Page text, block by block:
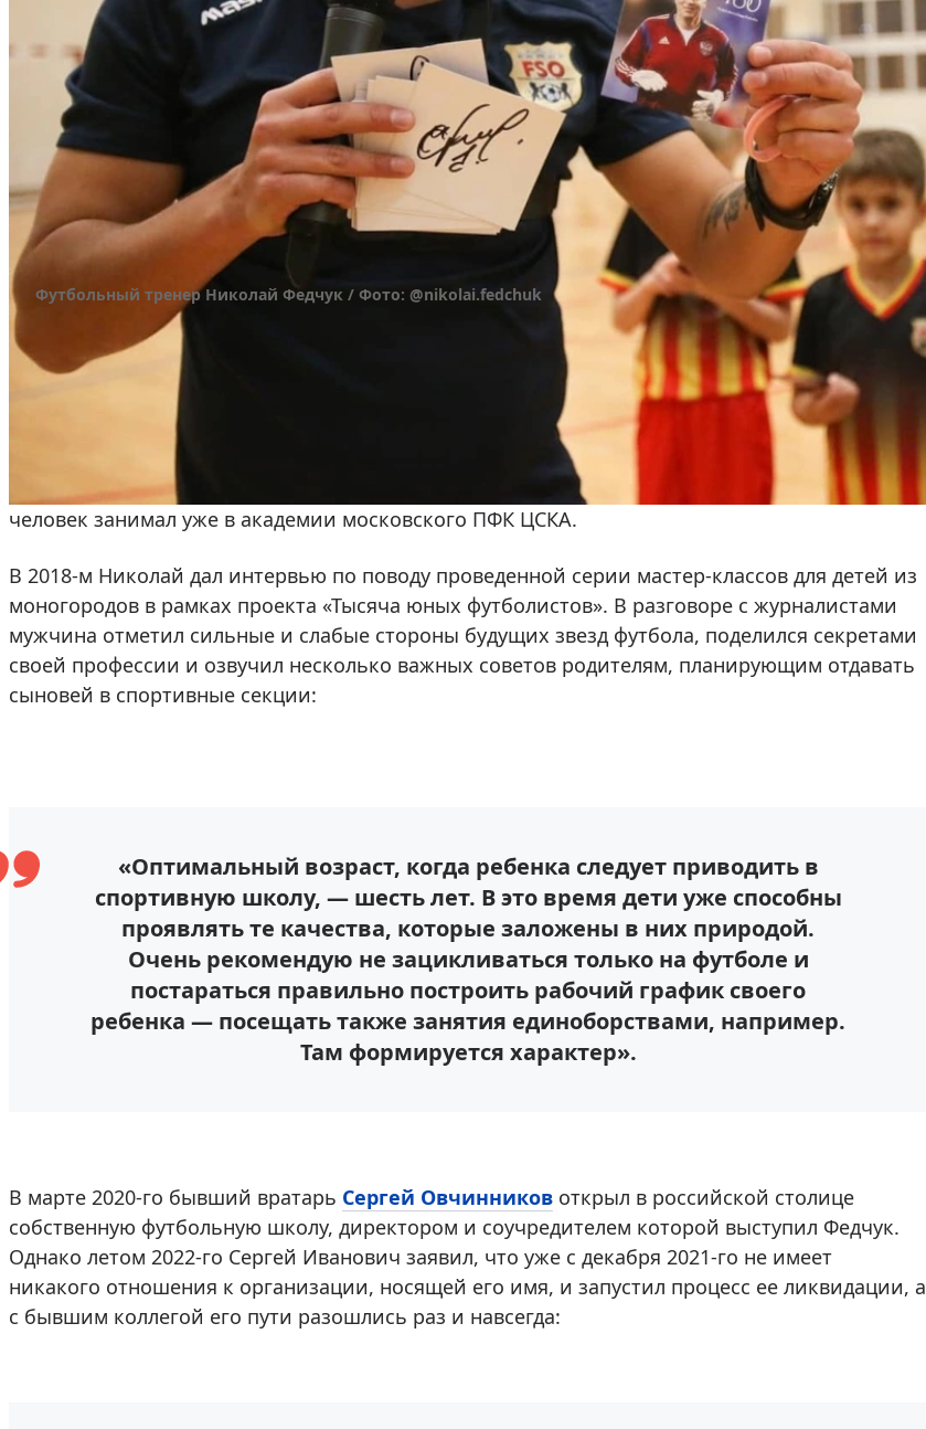
Футбольный тренер Николай Федчук / Фото: @nikolai.fedchuk
Последний матч в качестве хавбека, окончившийся поражением его команды со счетом 2:3,
он отыграл 25 октября 2009-го с «Уфой». После парень с головой ушел в тренерскую
деятельность, в 2011-м пополнив ряды академии футбола имени Юрия Коноплева и
задержавшись там на четыре года. В 2015-м должность тренера по технике молодой
человек занимал уже в академии московского ПФК ЦСКА.
В 2018-м Николай дал интервью по поводу проведенной серии мастер-классов для детей из
моногородов в рамках проекта «Тысяча юных футболистов». В разговоре с журналистами
мужчина отметил сильные и слабые стороны будущих звезд футбола, поделился секретами
своей профессии и озвучил несколько важных советов родителям, планирующим отдавать
сыновей в спортивные секции:
«Оптимальный возраст, когда ребенка следует приводить в
спортивную школу, — шесть лет. В это время дети уже способны
проявлять те качества, которые заложены в них природой.
Очень рекомендую не зацикливаться только на футболе и
постараться правильно построить рабочий график своего
ребенка — посещать также занятия единоборствами, например.
Там формируется характер».
В марте 2020-го бывший вратарь Сергей Овчинников открыл в российской столице
собственную футбольную школу, директором и соучредителем которой выступил Федчук.
Однако летом 2022-го Сергей Иванович заявил, что уже с декабря 2021-го не имеет
никакого отношения к организации, носящей его имя, и запустил процесс ее ликвидации, а
с бывшим коллегой его пути разошлись раз и навсегда: